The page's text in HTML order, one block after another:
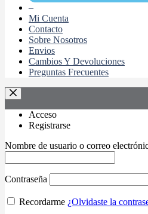
–
Mi Cuenta
Contacto
Sobre Nosotros
Envios
Cambios Y Devoluciones
Preguntas Frecuentes
Acceso
Registrarse
Nombre de usuario o correo
Contraseña
Recordarme ¿Olvidaste la